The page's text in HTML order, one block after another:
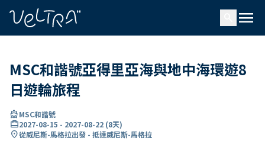
menu
MSC和諧號亞得里亞海與地中海環遊8
日遊輪旅程
directions_boatMSC和諧號
card_travel2027-08-15 - 2027-08-22 (8天)
location_on從威尼斯-馬格拉出發 - 抵達威尼斯-馬格拉